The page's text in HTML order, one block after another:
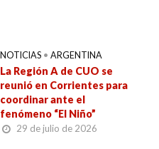
NOTICIAS • ARGENTINA
La Región A de CUO se
reunió en Corrientes para
coordinar ante el
fenómeno “El Niño”
29 de julio de 2026